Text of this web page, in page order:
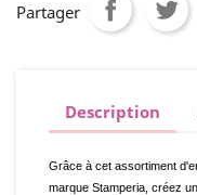
Partager
Description
Grâce à cet assortiment
marque Stamperia, créez